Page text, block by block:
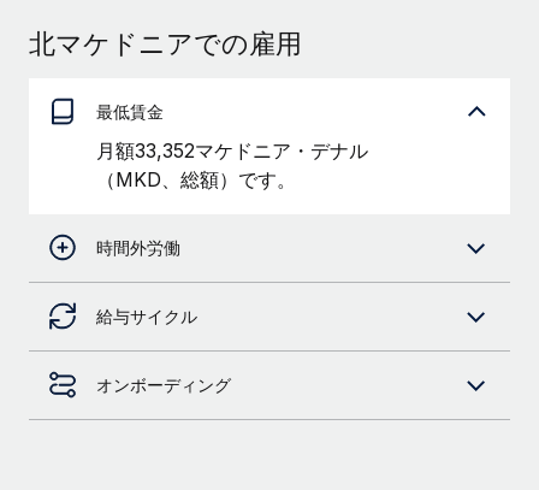
専門家に相談
グローバル人事・コンプライアンスの専門サポート
候補者の選考プロセスをシンプルに
Compliance Watchtower
コンプライアンスリスクを先回りして対応
デバイス管理
ITデバイスを世界規模で提供・管理
当社とのパートナーシップの可能性を検討する
統合とAI自動化に関するコンサルティング
ニュースルーム
サポートを依頼する
すべてのリソースを表示する
ブログ
グローバル給与処理
EORおよびPEO
北マケドニアでの雇用
最低賃金
月額33,352マケドニア・デナル
（MKD、総額）です。
時間外労働
給与サイクル
オンボーディング